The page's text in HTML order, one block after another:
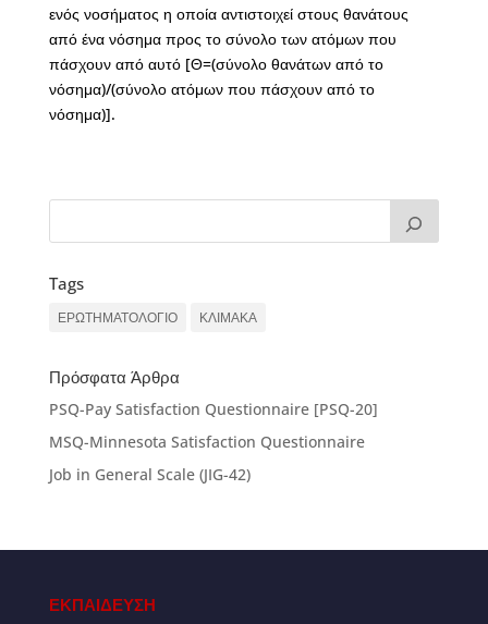
ενός νοσήματος η οποία αντιστοιχεί στους θανάτους
από ένα νόσημα προς το σύνολο των ατόμων που
πάσχουν από αυτό [Θ=(σύνολο θανάτων από το
νόσημα)/(σύνολο ατόμων που πάσχουν από το
νόσημα)].
Tags
ΕΡΩΤΗΜΑΤΟΛΟΓΙΟ ΚΛΙΜΑΚΑ
Πρόσφατα Άρθρα
PSQ-Pay Satisfaction Questionnaire [PSQ-20]
MSQ-Minnesota Satisfaction Questionnaire
Job in General Scale (JIG-42)
ΕΚΠΑΙΔΕΥΣΗ